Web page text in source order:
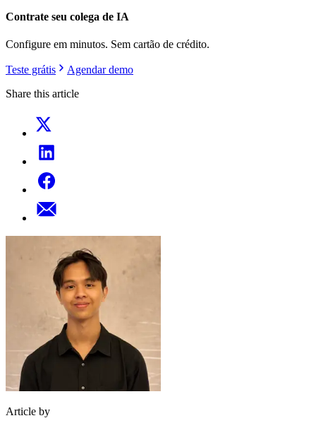
Contrate seu colega de IA
Configure em minutos. Sem cartão de crédito.
Teste grátis
Agendar demo
Share this article
Article by